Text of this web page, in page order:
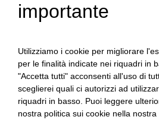
importante
Utilizziamo i cookie per migliorare
per le finalità indicate nei riquadri in
"Accetta tutti" acconsenti all'uso di
sceglierei quali ci autorizzi ad
riquadri in basso. Puoi leggere
nostra politica sui cookie nella nostra